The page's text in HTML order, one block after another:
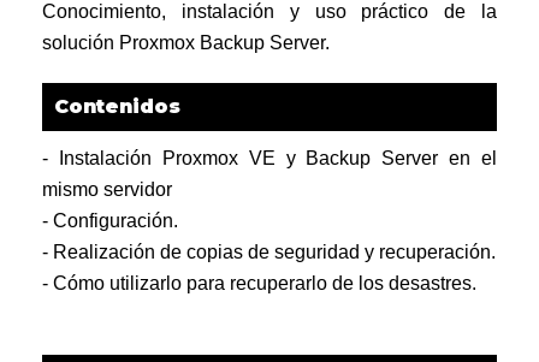
Conocimiento, instalación y uso práctico de la
solución Proxmox Backup Server.
Contenidos
- Instalación Proxmox VE y Backup Server en el
mismo servidor
- Configuración.
- Realización de copias de seguridad y recuperación.
- Cómo utilizarlo para recuperarlo de los desastres.